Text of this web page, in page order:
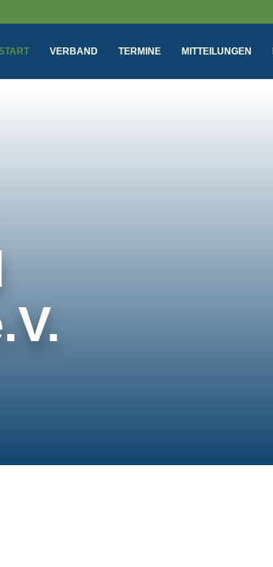
VERBAND TERMINE MITTEILUNGEN